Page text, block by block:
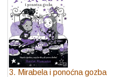
3. Mirabela i ponoćna gozba